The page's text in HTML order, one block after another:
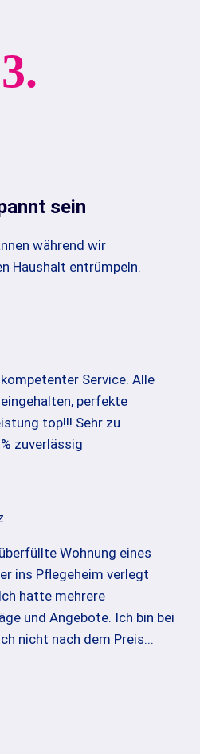
3.
sein
während wir
Haushalt entrümpeln.
Service. Alle
perfekte
top!!! Sehr zu
zuverlässig
Wohnung eines
ins Pflegeheim verlegt
hatte mehrere
und Angebote. Ich bin bei
nicht nach dem Preis...